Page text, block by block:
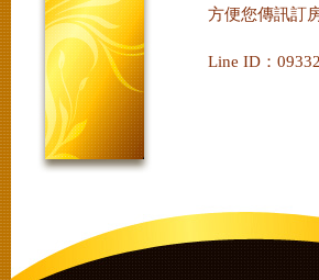
方便您傳訊訂
Line ID：